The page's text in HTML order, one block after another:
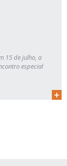
15 de julho, a
especial